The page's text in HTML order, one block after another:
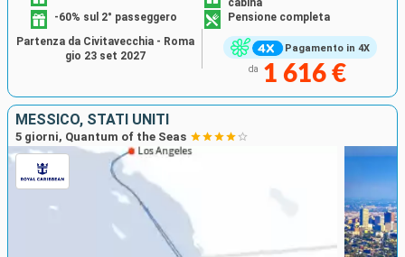
Pagamento in 4X
cabina
-60% sul 2° passeggero
Pensione completa
da 1 616 €
Partenza da Civitavecchia - Roma
gio 23 set 2027
MESSICO, STATI UNITI
5 giorni, Quantum of the Seas